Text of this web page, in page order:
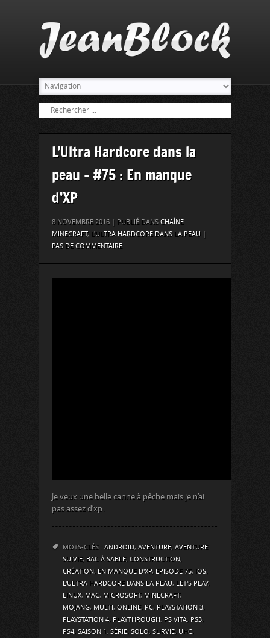
L’Ultra Hardcore dans la
peau – #75 : En manque
d’XP
8 NOVEMBRE 2016 | PUBLIÉ DANS CHAÎNE
MINECRAFT, L'ULTRA HARDCORE DANS LA PEAU |
PAS DE COMMENTAIRE
Je veux une belle canne à pêche mais je n’ai
pas assez d’xp.
MOTS-CLÉS : ANDROID, AVENTURE, AVENTURE
SUIVIE, BAC À SABLE, CONSTRUCTION,
CRÉATION, EN MANQUE D'XP, EPISODE 75, IOS,
L'ULTRA HARDCORE DANS LA PEAU, LET'S PLAY,
LINUX, MAC, MICROSOFT, MINECRAFT,
MOJANG, MULTI, ONLINE, PC, PLAYSTATION 3,
PLAYSTATION 4, PLAYTHROUGH, PS VITA, PS3,
PS4, SAISON 1, SÉRIE, SOLO, SURVIE, UHC,